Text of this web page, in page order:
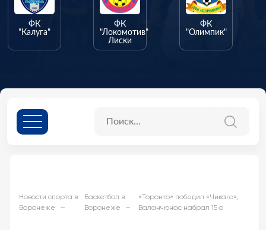
ФК
"Калуга"
ФК
"Локомотив"
Лиски
ФК
"Олимпик"
Новости спорта в
Воронеже
Баскетбол в
Воронеже
«Торонто» победил «Чикаго»,
Валанчюнас набрал 15 о